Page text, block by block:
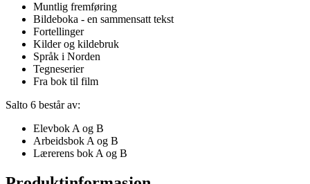
Muntlig fremføring
Bildeboka - en sammensatt tekst
Fortellinger
Kilder og kildebruk
Språk i Norden
Tegneserier
Fra bok til film
Salto 6 består av:
Elevbok A og B
Arbeidsbok A og B
Lærerens bok A og B